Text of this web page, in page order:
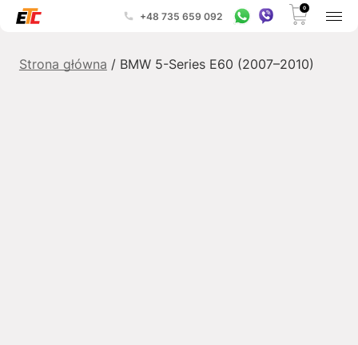
+48 735 659 092
0
Strona główna / BMW 5-Series E60 (2007–2010)